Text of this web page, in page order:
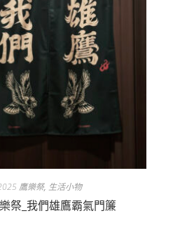
鷹樂祭,生活小物
祭_我們雄鷹霸氣門簾